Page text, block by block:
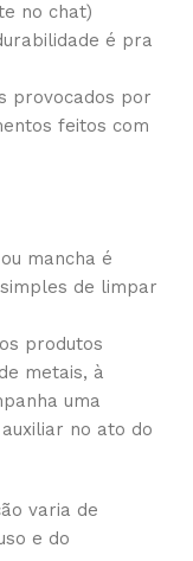
no chat)
é pra
provocados por
feitos com
mancha é
de limpar
produtos
metais, à
uma
no ato do
varia de
e do